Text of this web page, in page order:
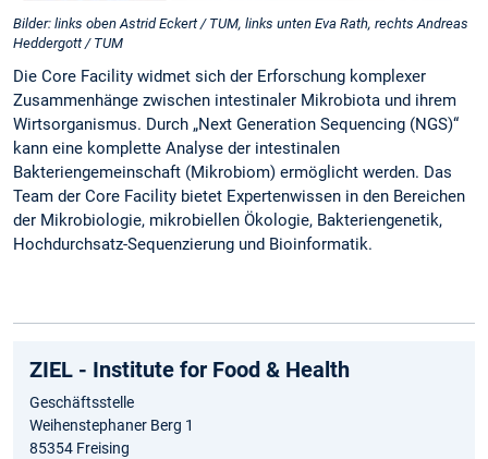
Bilder: links oben Astrid Eckert / TUM, links unten Eva Rath, rechts Andreas
Heddergott / TUM
Die Core Facility widmet sich der Erforschung komplexer
Zusammenhänge zwischen intestinaler Mikrobiota und ihrem
Wirtsorganismus. Durch „Next Generation Sequencing (NGS)“
kann eine komplette Analyse der intestinalen
Bakteriengemeinschaft (Mikrobiom) ermöglicht werden. Das
Team der Core Facility bietet Expertenwissen in den Bereichen
der Mikrobiologie, mikrobiellen Ökologie, Bakteriengenetik,
Hochdurchsatz-Sequenzierung und Bioinformatik.
ZIEL - Institute for Food & Health
Geschäftsstelle
Weihenstephaner Berg 1
85354 Freising